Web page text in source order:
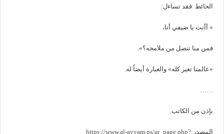
الحائط فقد تساءل:
« أأنت يا ضيفي أنا،
فمن منا تنصل من ملامحه؟».
«عالمنا تغير كله» والعبارة أيضاً له.
……
بإذن من الكاتب.
المصدر:https://www.al-ayyam.ps/ar_page.php?